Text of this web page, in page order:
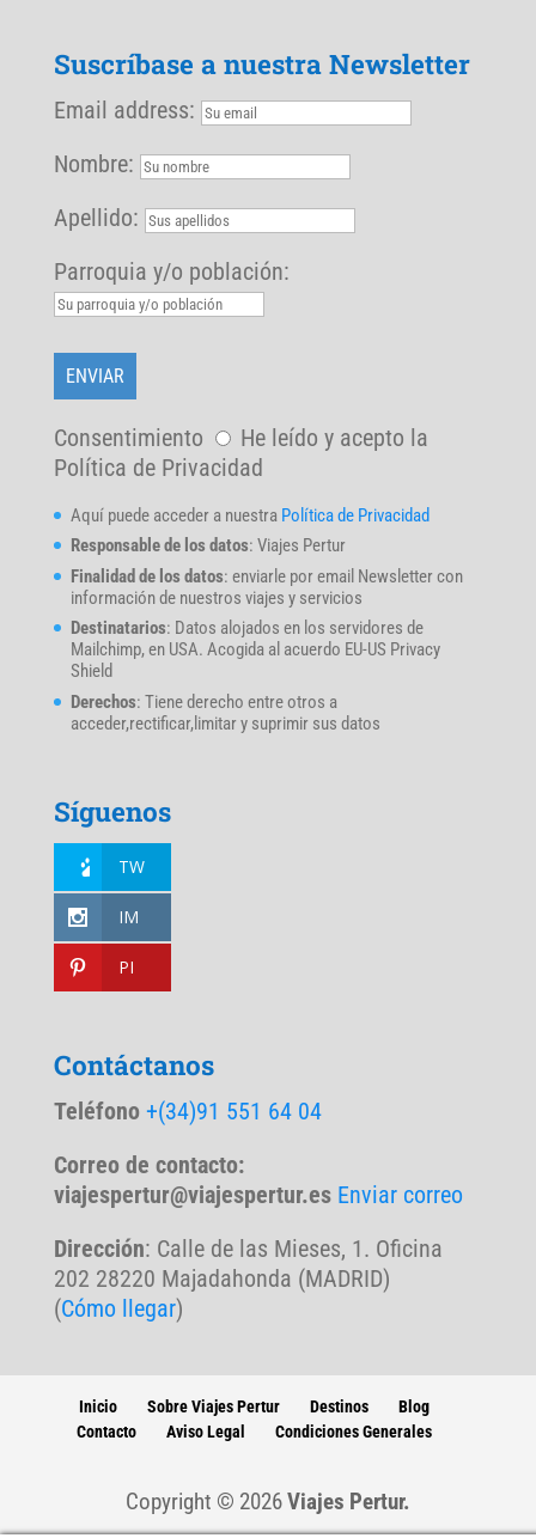
Suscríbase a nuestra Newsletter
Email address:
Nombre:
Apellido:
Parroquia y/o población:
Consentimiento
He leído y acepto la
Política de Privacidad
Aquí puede acceder a nuestra Política de Privacidad
Responsable de los datos: Viajes Pertur
Finalidad de los datos: enviarle por email Newsletter con
información de nuestros viajes y servicios
Destinatarios: Datos alojados en los servidores de
Mailchimp, en USA. Acogida al acuerdo EU-US Privacy
Shield
Derechos: Tiene derecho entre otros a
acceder,rectificar,limitar y suprimir sus datos
Síguenos
TW
IM
PI
Contáctanos
Teléfono +(34)91 551 64 04
Correo de contacto:
viajespertur@viajespertur.es Enviar correo
Dirección: Calle de las Mieses, 1. Oficina
202 28220 Majadahonda (MADRID)
(Cómo llegar)
Inicio Sobre Viajes Pertur Destinos
Blog
Contacto
Aviso Legal Condiciones Generales
Copyright © 2026Viajes Pertur.